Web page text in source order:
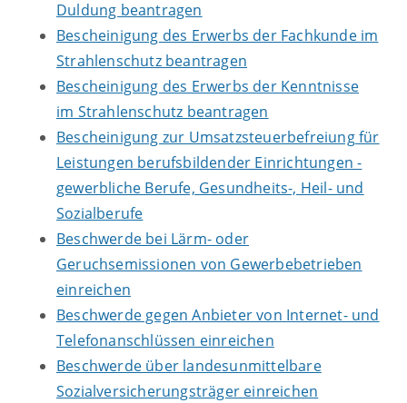
Duldung beantragen
Bescheinigung des Erwerbs der Fachkunde im
Strahlenschutz beantragen
Bescheinigung des Erwerbs der Kenntnisse
im Strahlenschutz beantragen
Bescheinigung zur Umsatzsteuerbefreiung für
Leistungen berufsbildender Einrichtungen -
gewerbliche Berufe, Gesundheits-, Heil- und
Sozialberufe
Beschwerde bei Lärm- oder
Geruchsemissionen von Gewerbebetrieben
einreichen
Beschwerde gegen Anbieter von Internet- und
Telefonanschlüssen einreichen
Beschwerde über landesunmittelbare
Sozialversicherungsträger einreichen